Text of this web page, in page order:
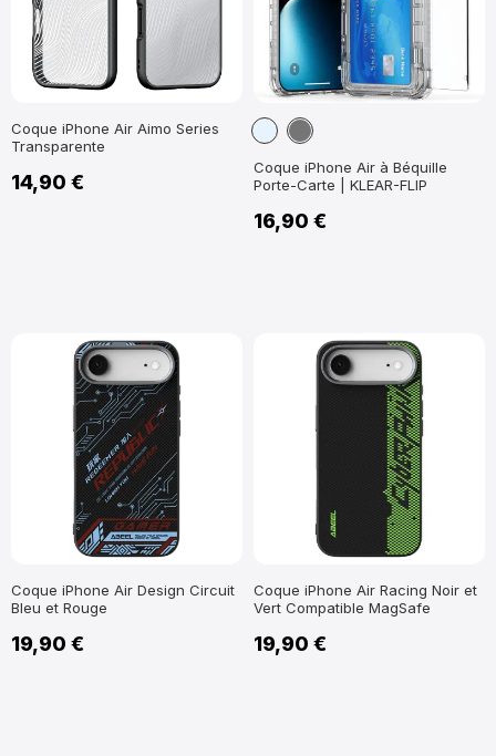
Coque iPhone Air Aimo Series
Transparente
14,90 €
Transparent
Gris
Coque iPhone Air à Béquille
Porte-Carte | KLEAR-FLIP
16,90 €
Coque iPhone Air Design Circuit
Bleu et Rouge
19,90 €
Coque iPhone Air Racing Noir et
Vert Compatible MagSafe
19,90 €